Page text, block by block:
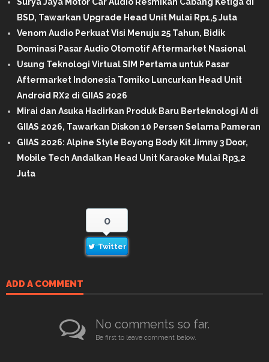
BSD, Tawarkan Upgrade Head Unit Mulai Rp1,5 Juta
Venom Audio Perkuat Visi Menuju 25 Tahun, Bidik
Dominasi Pasar Audio Otomotif Aftermarket Nasional
Usung Teknologi Virtual SIM Pertama untuk Pasar
Aftermarket Indonesia Tomiko Luncurkan Head Unit
Android RX2 di GIIAS 2026
Mirai dan Asuka Hadirkan Produk Baru Berteknologi AI di
GIIAS 2026, Tawarkan Diskon 10 Persen Selama Pameran
GIIAS 2026: Alpine Style Boyong Body Kit Jimny 3 Door,
Mobile Tech Andalkan Head Unit Karaoke Mulai Rp3,2
Juta
0
Twitter
ADD A COMMENT
No comments so far.
Be first to leave comment below.